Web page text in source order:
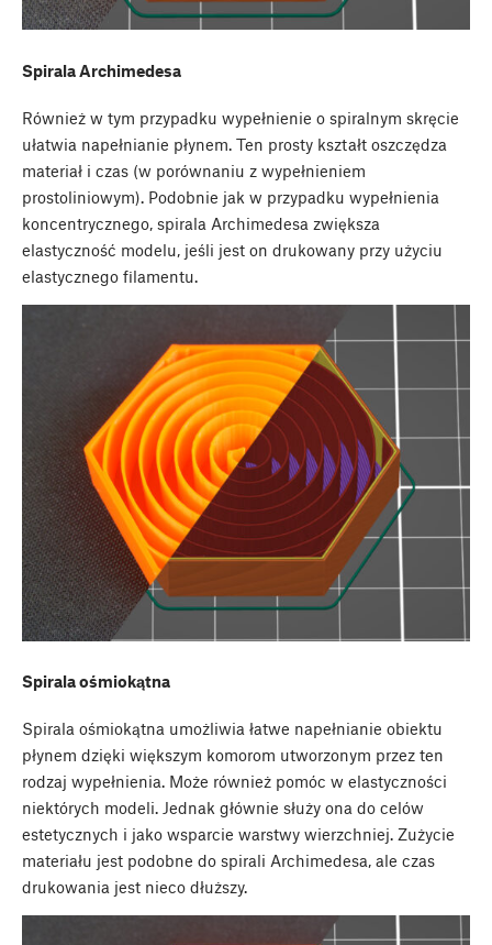
Spirala Archimedesa
Również w tym przypadku wypełnienie o spiralnym skręcie
ułatwia napełnianie płynem. Ten prosty kształt oszczędza
materiał i czas (w porównaniu z wypełnieniem
prostoliniowym). Podobnie jak w przypadku wypełnienia
koncentrycznego, spirala Archimedesa zwiększa
elastyczność modelu, jeśli jest on drukowany przy użyciu
elastycznego filamentu.
Spirala ośmiokątna
Spirala ośmiokątna umożliwia łatwe napełnianie obiektu
płynem dzięki większym komorom utworzonym przez ten
rodzaj wypełnienia. Może również pomóc w elastyczności
niektórych modeli. Jednak głównie służy ona do celów
estetycznych i jako wsparcie warstwy wierzchniej. Zużycie
materiału jest podobne do spirali Archimedesa, ale czas
drukowania jest nieco dłuższy.